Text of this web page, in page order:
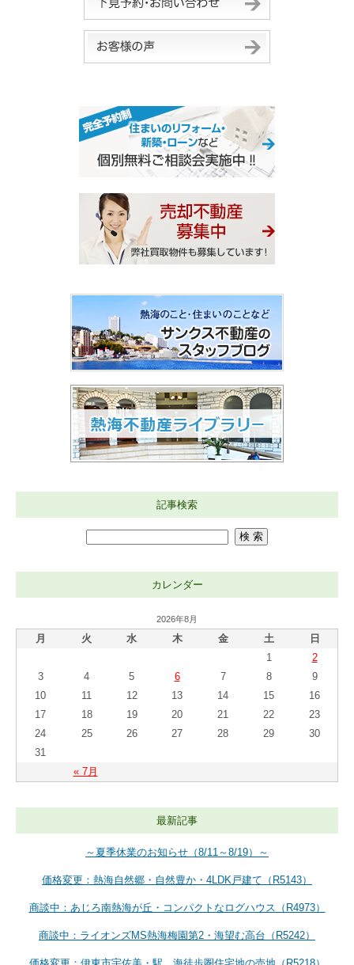
記事検索
カレンダー
2026年8月
月 火 水 木 金 土 日
« 7月
1
2
3
4 5 6 7 8
9
10
11 12 13 14 15
16
17
18 19 20 21 22
23
24
25 26 27 28 29
30
31
最新記事
～夏季休業のお知らせ（8/11～8/19）～
価格変更：熱海自然郷・自然豊か・4LDK戸建て（R5143）
商談中：あじろ南熱海が丘・コンパクトなログハウス（R4973）
商談中：ライオンズMS熱海梅園第2・海望む高台（R5242）